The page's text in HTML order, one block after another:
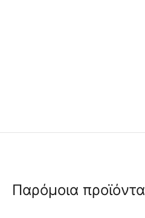
Παρόμοια προϊόντα